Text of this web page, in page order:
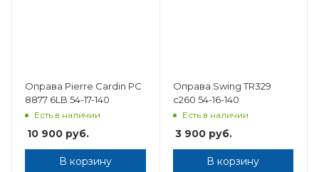
Оправа Pierre Cardin PC
8877 6LB 54-17-140
Есть в наличии
10 900 руб.
В корзину
Оправа Swing TR329
с260 54-16-140
Есть в наличии
3 900руб.
В корзину